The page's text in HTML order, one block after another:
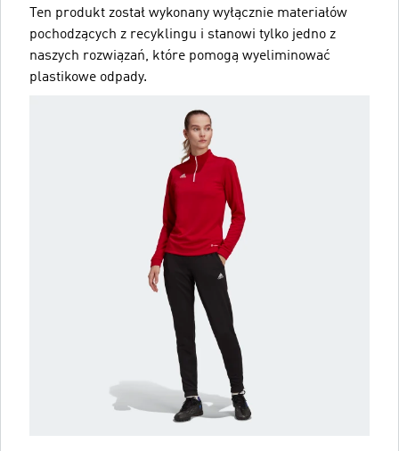
Ten produkt został wykonany wyłącznie materiałów
pochodzących z recyklingu i stanowi tylko jedno z
naszych rozwiązań, które pomogą wyeliminować
plastikowe odpady.